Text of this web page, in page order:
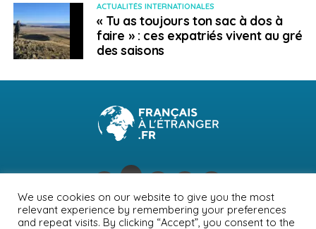
ACTUALITÉS INTERNATIONALES
« Tu as toujours ton sac à dos à
faire » : ces expatriés vivent au gré
des saisons
NEWSLETTER PUBLICITÉ CONTACTS MENTIONS LÉGALES
We use cookies on our website to give you the most
relevant experience by remembering your preferences
and repeat visits. By clicking “Accept”, you consent to the